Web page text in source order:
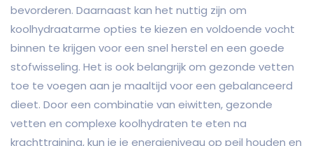
bevorderen. Daarnaast kan het nuttig zijn om
koolhydraatarme opties te kiezen en voldoende vocht
binnen te krijgen voor een snel herstel en een goede
stofwisseling. Het is ook belangrijk om gezonde vetten
toe te voegen aan je maaltijd voor een gebalanceerd
dieet. Door een combinatie van eiwitten, gezonde
vetten en complexe koolhydraten te eten na
krachttraining, kun je je energieniveau op peil houden en